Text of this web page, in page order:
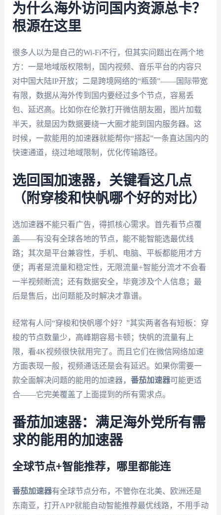
为什么海外访问国内资源总卡？
根源在这里
很多人以为是自己的Wi-Fi不行，但其实问题出在两个地
方：一是地域版权限制，国内视频、音乐平台的内容只
对中国大陆IP开放；二是跨境网络的“瓶颈”——国际带宽
有限，数据从海外传到国内要经过多个节点，容易丢
包、延迟高。比如你在伦敦打开微信朋友圈，图片加载
半天，就是因为数据要绕一大圈才能到国内服务器。这
时候，一款能用的加速器就能帮你“搭起”一条直达国内的
快速通道，绕过地域限制，优化传输路径。
选回国加速器，关键看这几点
（附穿梭和快帆哪个好的对比）
选加速器不能只看广告，得抓核心需求。首先看节点覆
盖——有没有全球各地的节点，能不能智能选最优线
路；其次是平台兼容性，手机、电脑、平板都能用才方
便；再者是流量和稳定性，无限流量+智能分流才不会看
一半视频断流；还有数据安全，毕竟涉及个人信息；最
后是售后，出问题能及时解决才靠谱。
经常有人问“穿梭和快帆哪个好？”其实两者各有短板：穿
梭的节点数量少，高峰期容易卡顿；快帆的流量有上
限，看4K视频很快就用完了。而且它们在微信网络加速
方面表现一般，视频通话还是会有延迟。如果你需要一
款全面解决问题的能用的加速器， 番茄加速器可能更适
合——它完美覆盖了上面提到的所有需求点。
番茄加速器：满足海外党所有需
求的能用的加速器
全球节点+智能推荐，哪里都能连
番茄加速器有全球节点分布，不管你在北美、欧洲还是
东南亚，打开APP就能自动智能推荐最优线路，不用手动